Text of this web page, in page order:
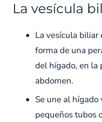
La vesícula
La vesícula biliar
forma de una
del hígado, en la
abdomen.
Se une al
pequeños tubos